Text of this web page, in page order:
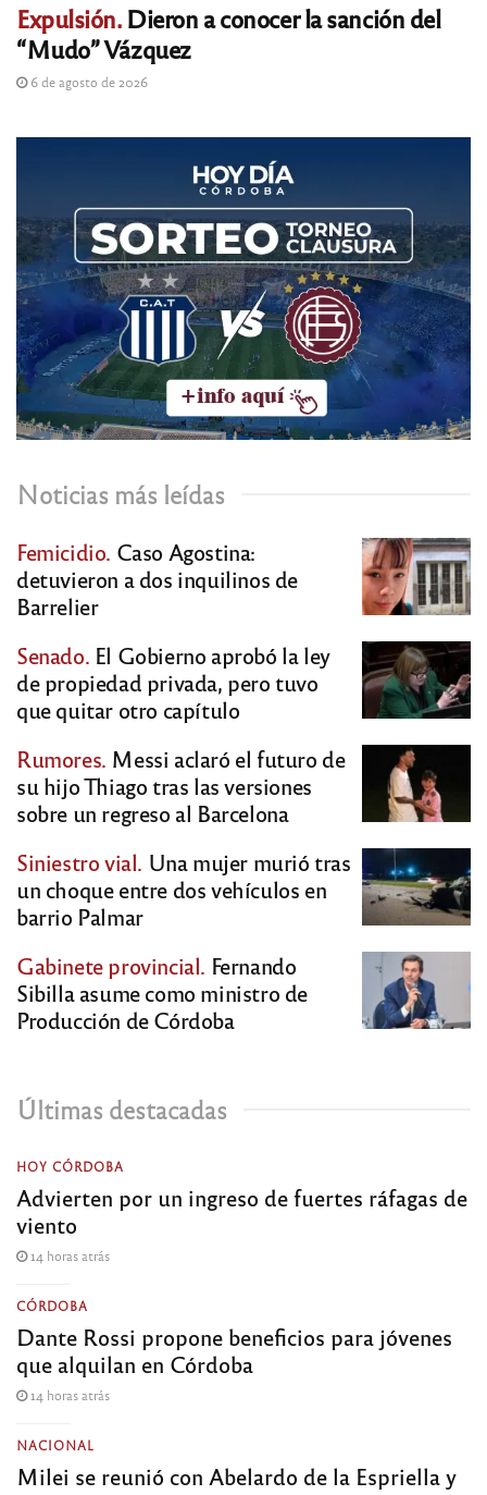
Expulsión.Dieron a conocer la sanción del
“Mudo” Vázquez
6 de agosto de 2026
Noticias más leídas
Femicidio. Caso Agostina:
detuvieron a dos inquilinos de
Barrelier
Senado. El Gobierno aprobó la ley
de propiedad privada, pero tuvo
que quitar otro capítulo
Rumores. Messi aclaró el futuro de
su hijo Thiago tras las versiones
sobre un regreso al Barcelona
Siniestro vial. Una mujer murió tras
un choque entre dos vehículos en
barrio Palmar
Gabinete provincial. Fernando
Sibilla asume como ministro de
Producción de Córdoba
Últimas destacadas
HOY CÓRDOBA
Advierten por un ingreso de fuertes ráfagas de
viento
14 horas atrás
CÓRDOBA
Dante Rossi propone beneficios para jóvenes
que alquilan en Córdoba
14 horas atrás
NACIONAL
Milei se reunió con Abelardo de la Espriella y